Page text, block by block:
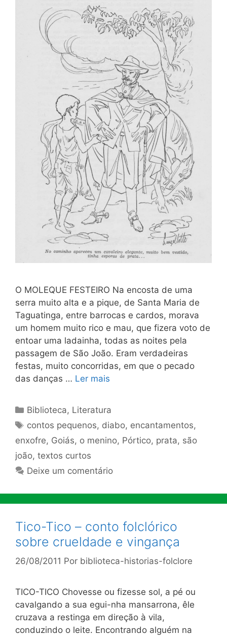
O MOLEQUE FESTEIRO Na encosta de uma
serra muito alta e a pique, de Santa Maria de
Taguatinga, entre barrocas e cardos, morava
um homem muito rico e mau, que fizera voto de
entoar uma ladainha, todas as noites pela
passagem de São João. Eram verdadeiras
festas, muito concorridas, em que o pecado
das danças … Ler mais
Categorias
Biblioteca, Literatura
Tags
contos pequenos, diabo, encantamentos,
enxofre, Goiás, o menino, Pórtico, prata, são
joão, textos curtos
Deixe um comentário
Tico-Tico – conto folclórico
sobre crueldade e vingança
26/08/2011 Por biblioteca-historias-folclore
TICO-TICO Chovesse ou fizesse sol, a pé ou
cavalgando a sua egui-nha mansarrona, êle
cruzava a restinga em direção à vila,
conduzindo o leite. Encontrando alguém na